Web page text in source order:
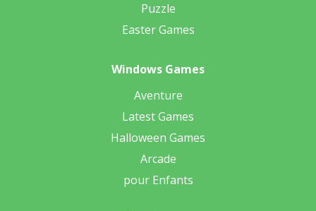
Puzzle
Easter Games
Windows Games
Aventure
Latest Games
Halloween Games
Arcade
pour Enfants